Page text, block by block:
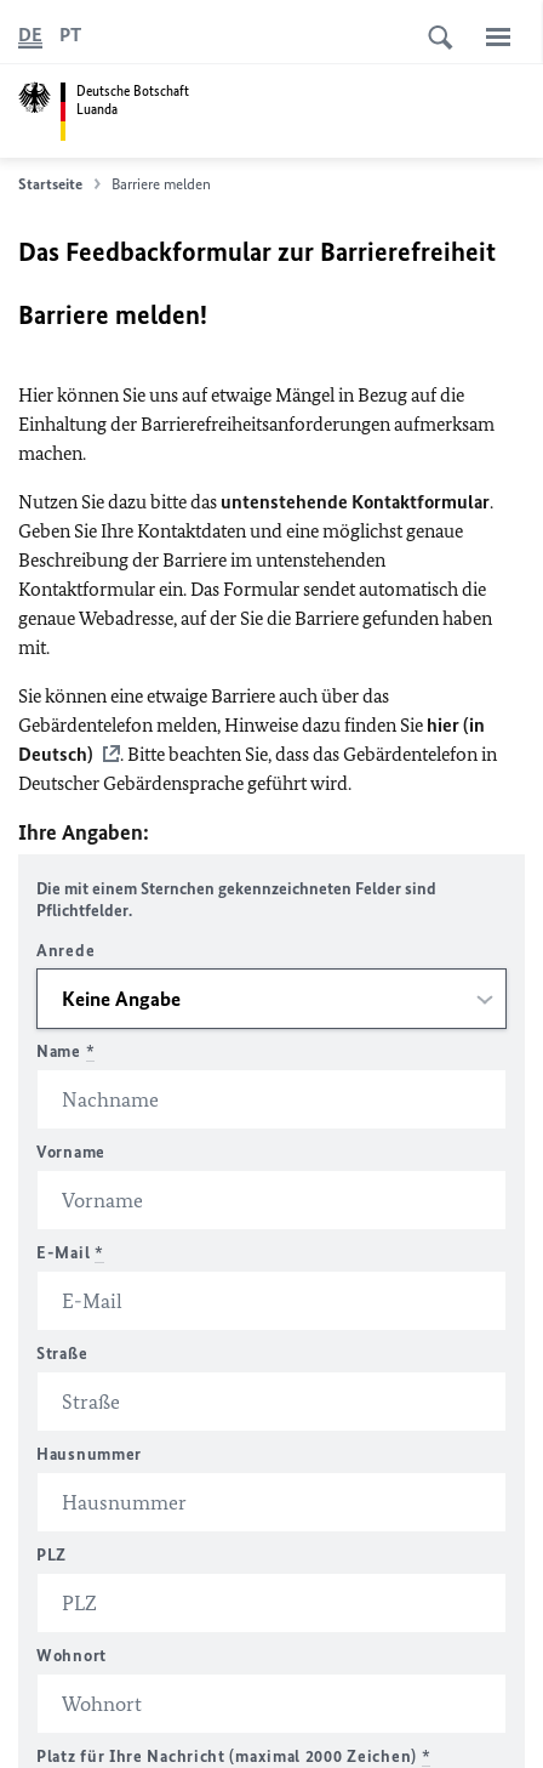
Deutsche Botschaft
Luanda
DE PT
Startseite Barriere melden
Das Feedbackformular zur Barrierefreiheit
Barriere melden!
Hier können Sie uns auf etwaige Mängel in Bezug auf die
Einhaltung der Barrierefreiheitsanforderungen aufmerksam
machen.
Nutzen Sie dazu bitte das untenstehende Kontaktformular.
Geben Sie Ihre Kontaktdaten und eine möglichst genaue
Beschreibung der Barriere im untenstehenden
Kontaktformular ein. Das Formular sendet automatisch die
genaue Webadresse, auf der Sie die Barriere gefunden haben
mit.
Sie können eine etwaige Barriere auch über das
Gebärdentelefon melden, Hinweise dazu finden Sie hier (in
Deutsch)
. Bitte beachten Sie, dass das Gebärdentelefon in
Deutscher Gebärdensprache geführt wird.
Ihre Angaben:
Die mit einem Sternchen gekennzeichneten Felder sind
Pflichtfelder.
Anrede
Name *
Vorname
E-Mail *
Straße
Hausnummer
PLZ
Wohnort
Platz für Ihre Nachricht (maximal 2000 Zeichen) *